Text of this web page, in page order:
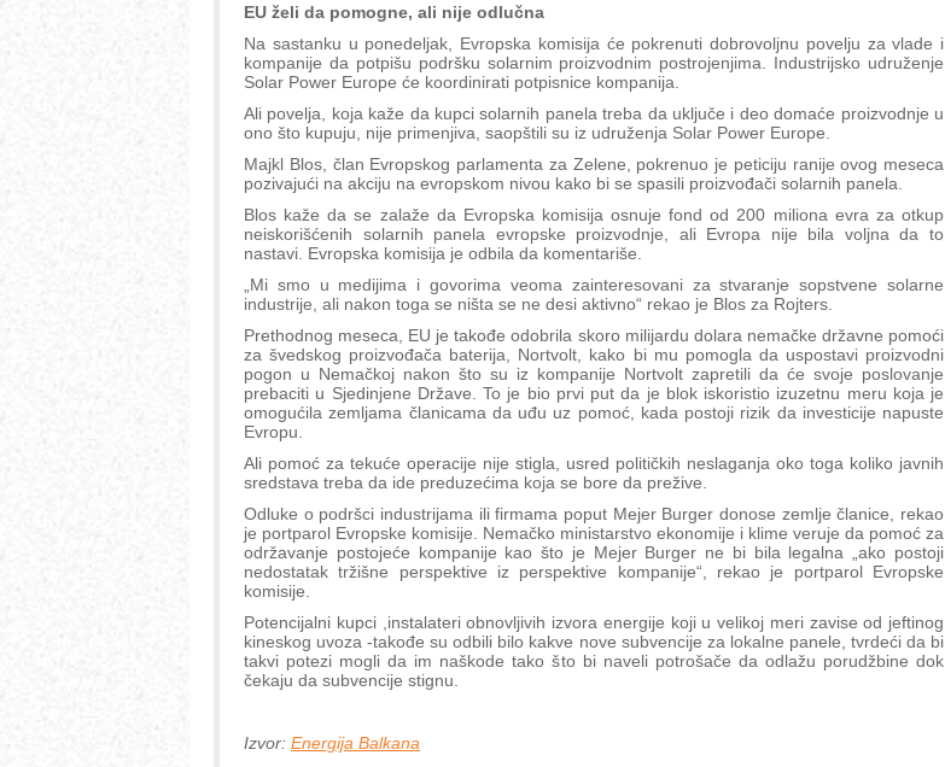
EU želi da pomogne, ali nije odlučna
Na sastanku u ponedeljak, Evropska komisija će pokrenuti dobrovoljnu povelju za vlade i
kompanije da potpišu podršku solarnim proizvodnim postrojenjima. Industrijsko udruženje
Solar Power Europe će koordinirati potpisnice kompanija.
Ali povelja, koja kaže da kupci solarnih panela treba da uključe i deo domaće proizvodnje u
ono što kupuju, nije primenjiva, saopštili su iz udruženja Solar Power Europe.
Majkl Blos, član Evropskog parlamenta za Zelene, pokrenuo je peticiju ranije ovog meseca
pozivajući na akciju na evropskom nivou kako bi se spasili proizvođači solarnih panela.
Blos kaže da se zalaže da Evropska komisija osnuje fond od 200 miliona evra za otkup
neiskorišćenih solarnih panela evropske proizvodnje, ali Evropa nije bila voljna da to
nastavi. Evropska komisija je odbila da komentariše.
„Mi smo u medijima i govorima veoma zainteresovani za stvaranje sopstvene solarne
industrije, ali nakon toga se ništa se ne desi aktivno“ rekao je Blos za Rojters.
Prethodnog meseca, EU je takođe odobrila skoro milijardu dolara nemačke državne pomoći
za švedskog proizvođača baterija, Nortvolt, kako bi mu pomogla da uspostavi proizvodni
pogon u Nemačkoj nakon što su iz kompanije Nortvolt zapretili da će svoje poslovanje
prebaciti u Sjedinjene Države. To je bio prvi put da je blok iskoristio izuzetnu meru koja je
omogućila zemljama članicama da uđu uz pomoć, kada postoji rizik da investicije napuste
Evropu.
Ali pomoć za tekuće operacije nije stigla, usred političkih neslaganja oko toga koliko javnih
sredstava treba da ide preduzećima koja se bore da prežive.
Odluke o podršci industrijama ili firmama poput Mejer Burger donose zemlje članice, rekao
je portparol Evropske komisije. Nemačko ministarstvo ekonomije i klime veruje da pomoć za
održavanje postojeće kompanije kao što je Mejer Burger ne bi bila legalna „ako postoji
nedostatak tržišne perspektive iz perspektive kompanije“, rekao je portparol Evropske
komisije.
Potencijalni kupci ,instalateri obnovljivih izvora energije koji u velikoj meri zavise od jeftinog
kineskog uvoza -takođe su odbili bilo kakve nove subvencije za lokalne panele, tvrdeći da bi
takvi potezi mogli da im naškode tako što bi naveli potrošače da odlažu porudžbine dok
čekaju da subvencije stignu.
Izvor: Energija Balkana